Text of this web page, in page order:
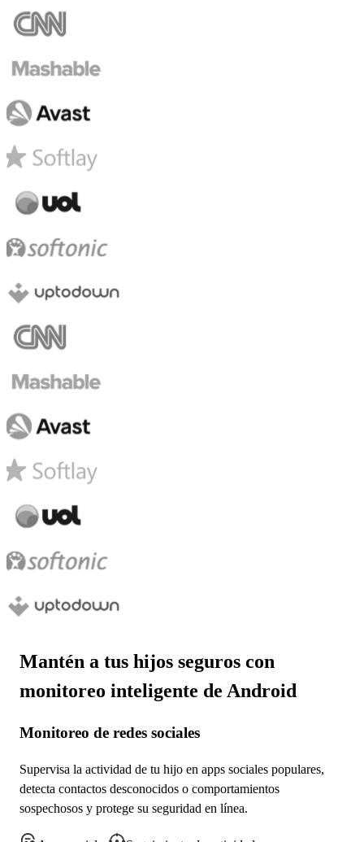
Mantén a tus hijos seguros con
monitoreo inteligente de Android
Monitoreo de redes sociales
Supervisa la actividad de tu hijo en apps sociales populares,
detecta contactos desconocidos o comportamientos
sospechosos y protege su seguridad en línea.